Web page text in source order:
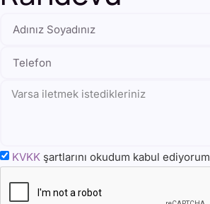
KVKK şartlarını okudum kabul ediyorum